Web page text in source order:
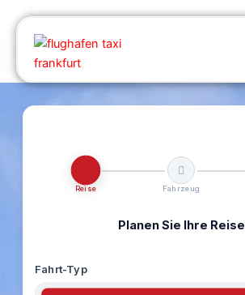
Reise Fahrzeug
Planen Sie Ihre Reise
Fahrt-Typ